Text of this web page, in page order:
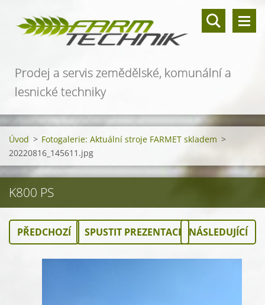
Prodej a servis zemědělské, komunální a
lesnické techniky
Úvod > Fotogalerie: Aktuální stroje FARMET skladem >
20220816_145611.jpg
K800 PS
PŘEDCHOZÍ SPUSTIT PREZENTACI NÁSLEDUJÍCÍ